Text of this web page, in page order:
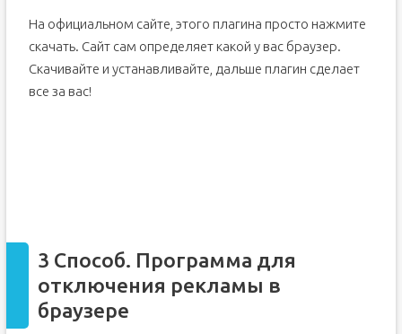
На официальном сайте, этого плагина просто нажмите
скачать. Сайт сам определяет какой у вас браузер.
Скачивайте и устанавливайте, дальше плагин сделает
все за вас!
3 Способ. Программа для
отключения рекламы в
браузере